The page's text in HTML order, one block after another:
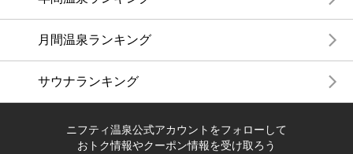
月間温泉ランキング
サウナランキング
ニフティ温泉公式アカウントをフォローして
おトク情報やクーポン情報を受け取ろう